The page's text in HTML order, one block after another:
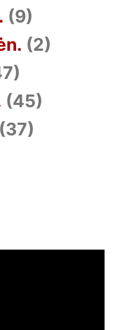
(9)
(2)
(45)
(37)